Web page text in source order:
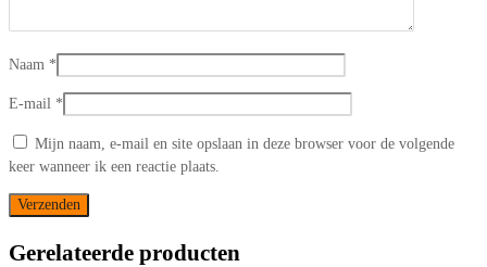
Naam *
E-mail *
Mijn naam, e-mail en site opslaan in deze browser voor de volgende
keer wanneer ik een reactie plaats.
Gerelateerde producten